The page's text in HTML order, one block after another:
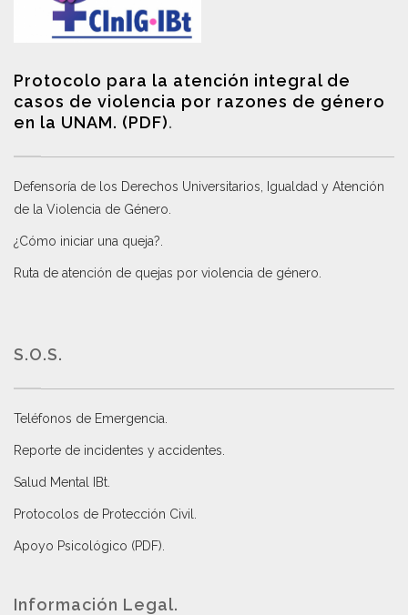
Protocolo para la atención integral de
casos de violencia por razones de género
en la UNAM. (PDF).
Defensoría de los Derechos Universitarios, Igualdad y Atención
de la Violencia de Género
¿Cómo iniciar una queja?
Ruta de atención de quejas por violencia de género
S.O.S.
Teléfonos de Emergencia.
Reporte de incidentes y accidentes
Salud Mental IBt
Protocolos de Protección Civil
Apoyo Psicológico (PDF)
Información Legal.